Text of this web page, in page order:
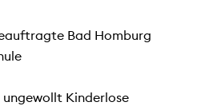
Bad Homburg
Kinderlose